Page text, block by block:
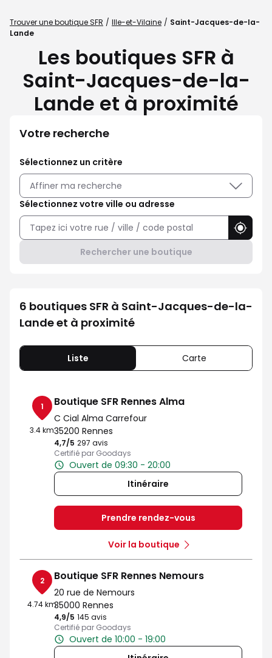
Trouver une boutique SFR Ille-et-Vilaine
Saint-Jacques-de-la-
Lande
Les boutiques SFR à
Saint-Jacques-de-la-
Lande et à proximité
Votre recherche
Sélectionnez un critère
Affiner ma recherche
Sélectionnez votre ville ou adresse
Rechercher une boutique
6 boutiques SFR à Saint-Jacques-de-la-
Lande et à proximité
Liste Carte
1
3.4 km
Boutique SFR Rennes Alma
C Cial Alma Carrefour
35200 Rennes
4,7/5 Note de 4.7 sur 5
297 avis
Certifié par Goodays
Ouvert de 09:30 - 20:00
Itinéraire
Prendre rendez-vous
Voir la boutique
2
4.74 km
Boutique SFR Rennes Nemours
20 rue de Nemours
35000 Rennes
4,9/5 Note de 4.9 sur 5
145 avis
Certifié par Goodays
Ouvert de 10:00 - 19:00